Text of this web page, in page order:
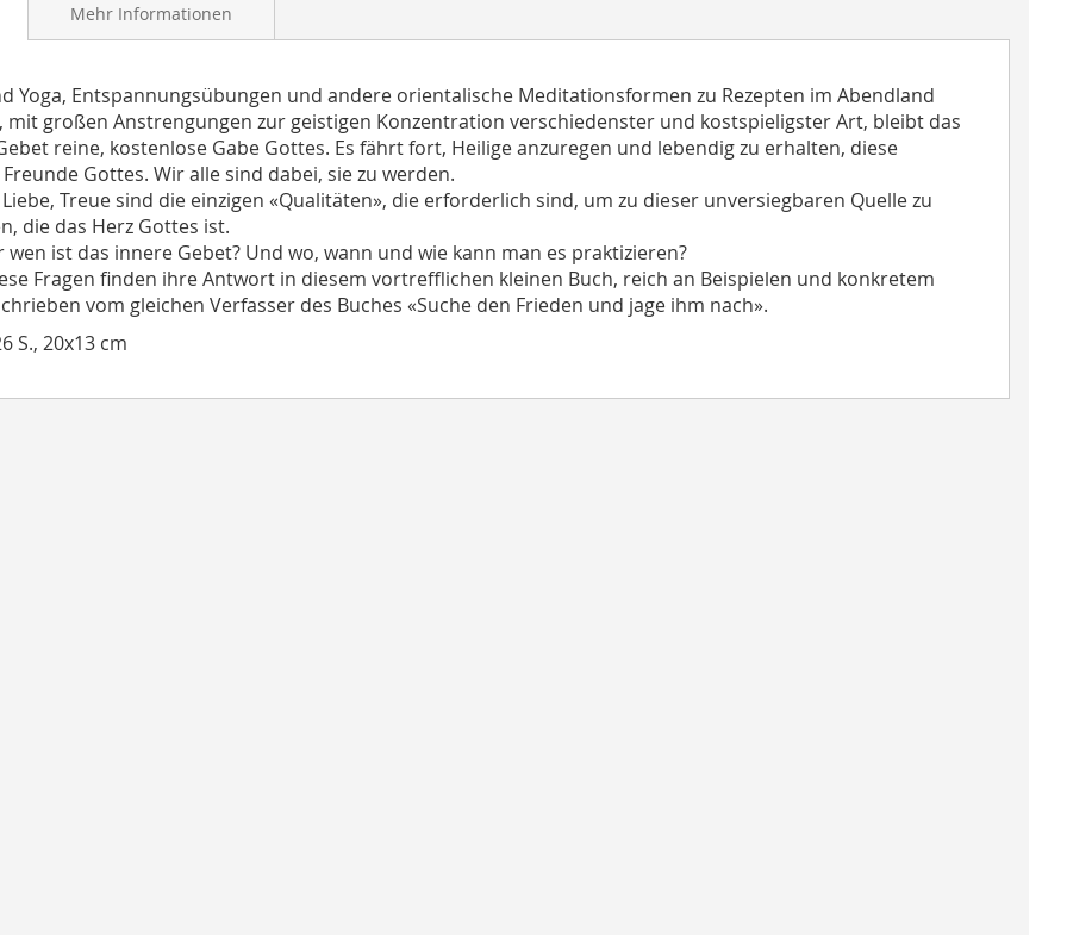
Yoga, Entspannungsübungen und andere orientalische Meditationsformen zu Rezepten im Abendland
mit großen Anstrengungen zur geistigen Konzentration verschiedenster und kostspieligster Art, bleibt das
reine, kostenlose Gabe Gottes. Es fährt fort, Heilige anzuregen und lebendig zu erhalten, diese
Gottes. Wir alle sind dabei, sie zu werden.
Treue sind die einzigen «Qualitäten», die erforderlich sind, um zu dieser unversiegbaren Quelle zu
die das Herz Gottes ist.
wen ist das innere Gebet? Und wo, wann und wie kann man es praktizieren?
Fragen finden ihre Antwort in diesem vortrefflichen kleinen Buch, reich an Beispielen und konkretem
vom gleichen Verfasser des Buches «Suche den Frieden und jage ihm nach».
S., 20x13 cm
Mehr Informationen